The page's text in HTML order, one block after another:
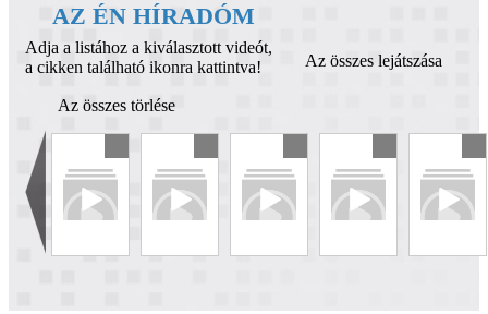
AZ ÉN HÍRADÓM
Adja a listához a kiválasztott videót,
a cikken található ikonra kattintva!
Az összes lejátszása
Az összes törlése